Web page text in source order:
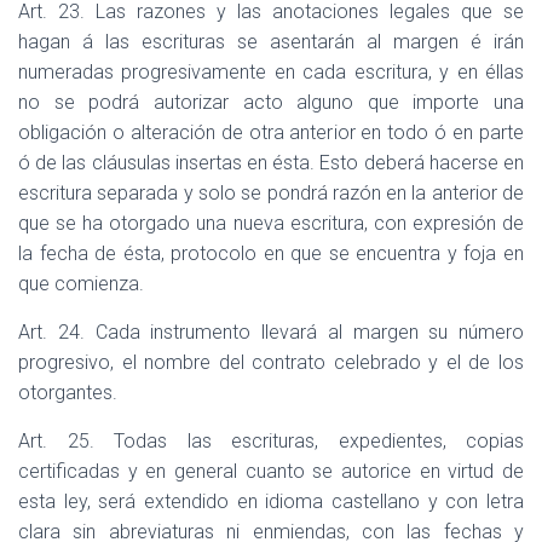
Art. 23. Las razones y las anotaciones legales que se
hagan á las escrituras se asentarán al margen é irán
numeradas progresivamente en cada escritura, y en éllas
no se podrá autorizar acto alguno que importe una
obligación o alteración de otra anterior en todo ó en parte
ó de las cláusulas insertas en ésta. Esto deberá hacerse en
escritura separada y solo se pondrá razón en la anterior de
que se ha otorgado una nueva escritura, con expresión de
la fecha de ésta, protocolo en que se encuentra y foja en
que comienza.
Art. 24. Cada instrumento llevará al margen su número
progresivo, el nombre del contrato celebrado y el de los
otorgantes.
Art. 25. Todas las escrituras, expedientes, copias
certificadas y en general cuanto se autorice en virtud de
esta ley, será extendido en idioma castellano y con letra
clara sin abreviaturas ni enmiendas, con las fechas y